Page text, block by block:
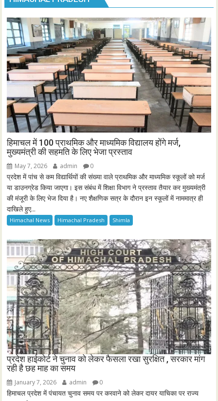
हिमाचल में 100 प्राथमिक और माध्यमिक विद्यालय होंगे मर्ज,
मुख्यमंत्री की सहमति के लिए भेजा प्रस्ताव
May 7, 2026 admin 0
प्रदेश में पांच से कम विद्यार्थियों की संख्या वाले प्राथमिक और माध्यमिक स्कूलों को मर्ज
या डाउनग्रेड किया जाएगा। इस संबंध में शिक्षा विभाग ने प्रस्ताव तैयार कर मुख्यमंत्री
की मंजूरी के लिए भेज दिया है। नए शैक्षणिक सत्र के दौरान इन स्कूलों में नाममात्र ही
दाखिले हुए...
Himachal News Himachal Pradesh Shimla
प्रदेश हाईकोर्ट ने चुनाव को लेकर फैसला रखा सुरक्षित , सरकार मांग
रही है छह माह का समय
January 7, 2026 admin 0
हिमाचल प्रदेश में पंचायत चुनाव समय पर करवाने को लेकर दायर याचिका पर राज्य